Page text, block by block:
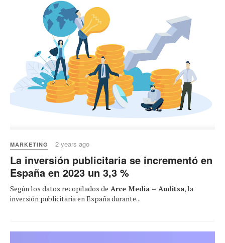
MARKETING 2 years ago
La inversión publicitaria se incrementó en
España en 2023 un 3,3 %
Según los datos recopilados de Arce Media – Auditsa, la
inversión publicitaria en España durante...